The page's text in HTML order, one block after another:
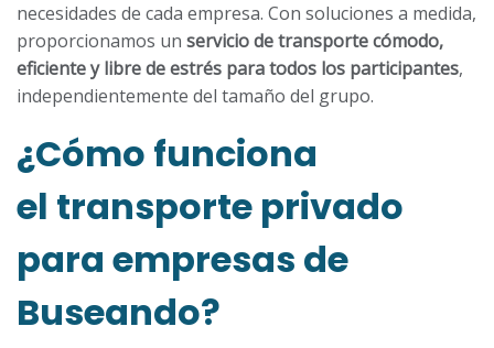
necesidades de cada empresa. Con soluciones a medida,
proporcionamos un servicio de transporte cómodo,
eficiente y libre de estrés para todos los participantes,
independientemente del tamaño del grupo.
¿Cómo funciona
el transporte privado
para empresas de
Buseando?